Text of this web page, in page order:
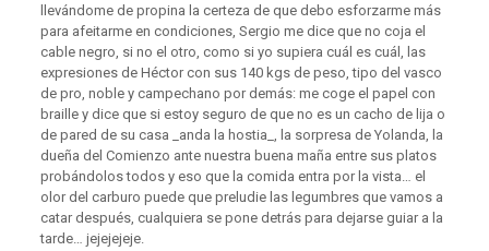
llevándome de propina la certeza de que debo esforzarme más
para afeitarme en condiciones, Sergio me dice que no coja el
cable negro, si no el otro, como si yo supiera cuál es cuál, las
expresiones de Héctor con sus 140 kgs de peso, tipo del vasco
de pro, noble y campechano por demás: me coge el papel con
braille y dice que si estoy seguro de que no es un cacho de lija o
de pared de su casa _anda la hostia_, la sorpresa de Yolanda, la
dueña del Comienzo ante nuestra buena maña entre sus platos
probándolos todos y eso que la comida entra por la vista… el
olor del carburo puede que preludie las legumbres que vamos a
catar después, cualquiera se pone detrás para dejarse guiar a la
tarde… jejejejeje.